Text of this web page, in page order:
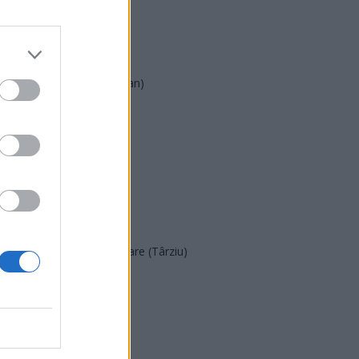
PMP (Tomac)
Forța Dreptei (L. Orban)
SENS
POT (Gavrilă)
Acțiunea Conservatoare (Târziu)
PDF (Lazarus)
PNCR (Terheș)